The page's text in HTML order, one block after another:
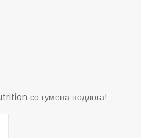
со гумена подлога!